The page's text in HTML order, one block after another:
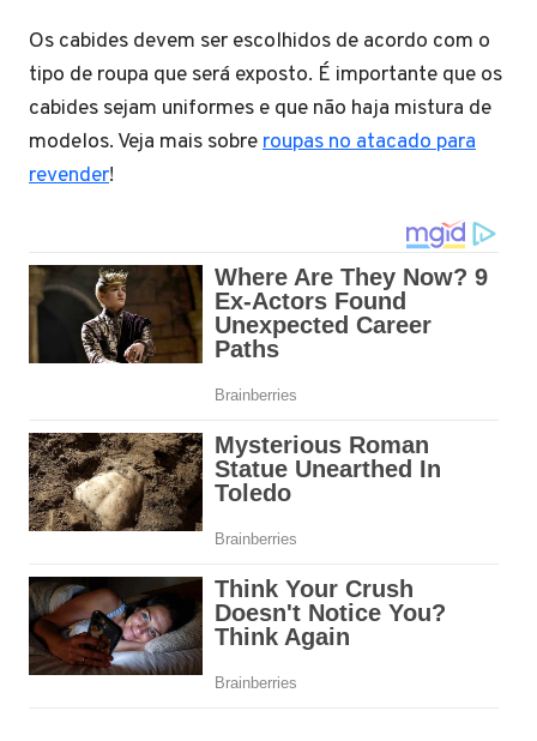
Os cabides devem ser escolhidos de acordo com o
tipo de roupa que será exposto. É importante que os
cabides sejam uniformes e que não haja mistura de
modelos. Veja mais sobreroupas no atacado para
revender!